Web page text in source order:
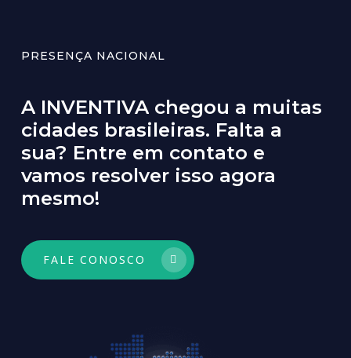
PRESENÇA NACIONAL
A INVENTIVA chegou a muitas
cidades brasileiras. Falta a
sua? Entre em contato e
vamos resolver isso agora
mesmo!
FALE CONOSCO